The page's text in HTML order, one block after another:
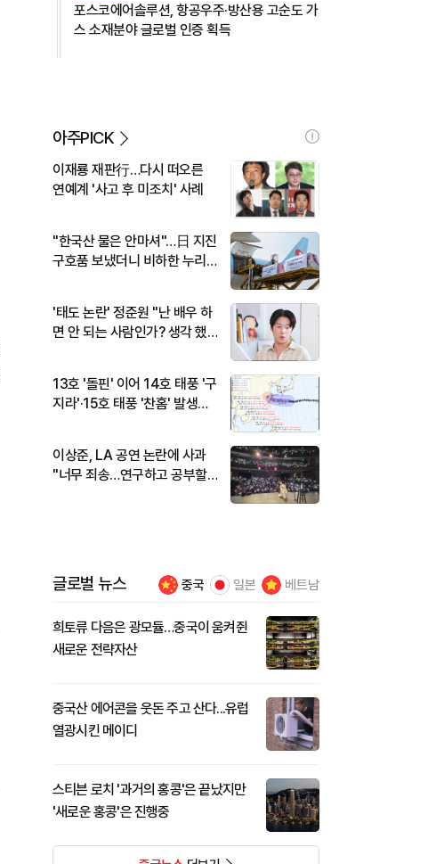
포스코에어솔루션, 항공우주·방산용 고순도 가
스 소재분야 글로벌 인증 획득
아주PICK
이재룡 재판行…다시 떠오른
연예계 '사고 후 미조치' 사례
"한국산 물은 안마셔"…日 지진
구호품 보냈더니 비하한 누리
'태도 논란' 정준원 "난 배우 하
면 안 되는 사람인가? 생각 했
13호 '돌핀' 이어 14호 태풍 '구
지라'·15호 태풍 '찬홈' 발생…
이상준, LA 공연 논란에 사과
"너무 죄송…연구하고 공부할
글로벌 뉴스 중국 일본 베트남
희토류 다음은 광모듈…중국이 움켜쥔
새로운 전략자산
중국산 에어콘을 웃돈 주고 산다...유럽
열광시킨 메이디
스티븐 로치 '과거의 홍콩'은 끝났지만
'새로운 홍콩'은 진행중